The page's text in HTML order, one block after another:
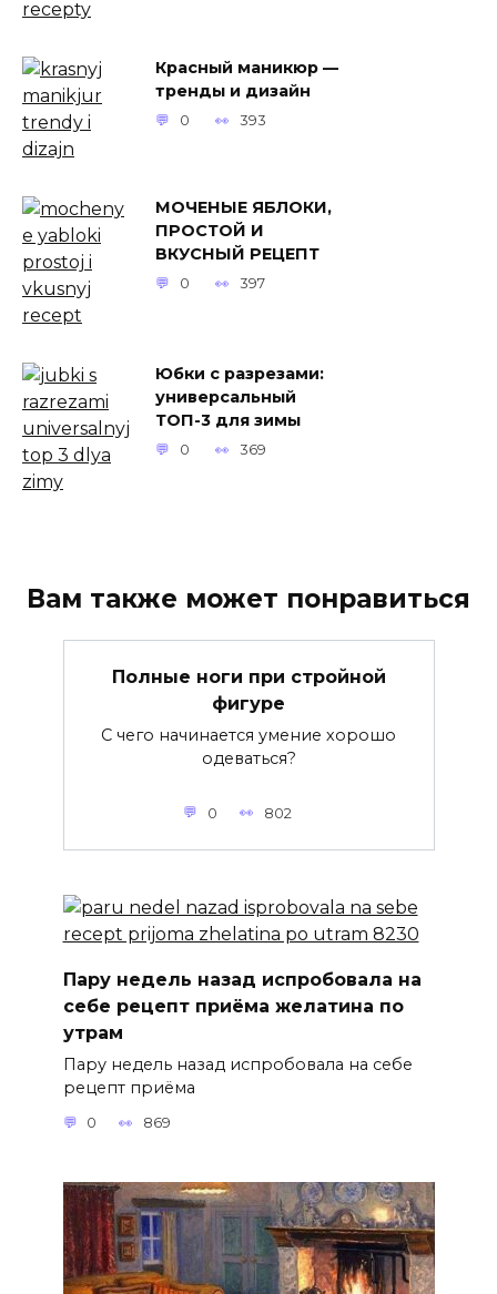
Красный маникюр —
тренды и дизайн
0 393
МОЧЕНЫЕ ЯБЛОКИ,
ПРОСТОЙ И
ВКУСНЫЙ РЕЦЕПТ
0 397
Юбки с разрезами:
универсальный
ТОП-3 для зимы
0 369
Вам также может понравиться
Полные ноги при стройной
фигуре
С чего начинается умение хорошо
одеваться?
0 802
Пару недель назад испробовала на
себе рецепт приёма желатина по
утрам
Пару недель назад испробовала на себе
рецепт приёма
0 869